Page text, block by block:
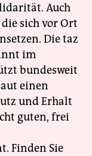
Auch
sich vor Ort
Die taz
im
bundesweit
einen
und Erhalt
guten, frei
Finden Sie